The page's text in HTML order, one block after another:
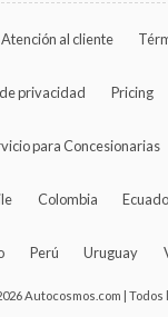
Atención al cliente
privacidad Pricing
para Concesionarias
Colombia
Perú Uruguay
Autocosmos.com |